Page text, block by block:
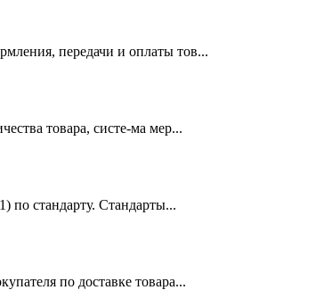
передачи и оплаты тов...
товара, систе-ма мер...
по стандарту. Стандарты...
по доставке товара...